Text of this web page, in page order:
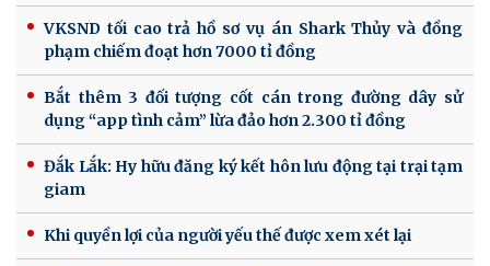
VKSND tối cao trả hồ sơ vụ án Shark Thủy và đồng
phạm chiếm đoạt hơn 7000 tỉ đồng
Bắt thêm 3 đối tượng cốt cán trong đường dây sử
dụng “app tình cảm” lừa đảo hơn 2.300 tỉ đồng
Đắk Lắk: Hy hữu đăng ký kết hôn lưu động tại trại tạm
giam
Khi quyền lợi của người yếu thế được xem xét lại